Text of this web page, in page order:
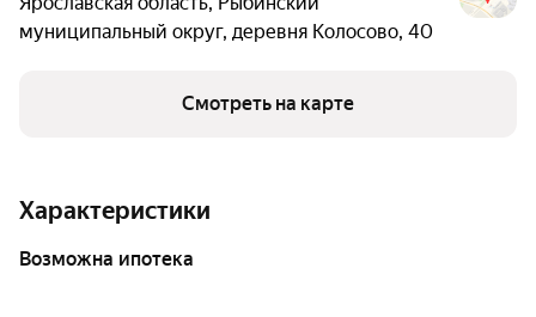
муниципальный округ, деревня Колосово, 40
Смотреть на карте
Характеристики
возможна ипотека